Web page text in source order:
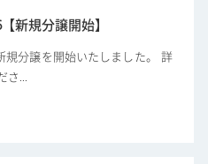
新規分譲開始】
規分譲を開始いたしました。 詳
さ...